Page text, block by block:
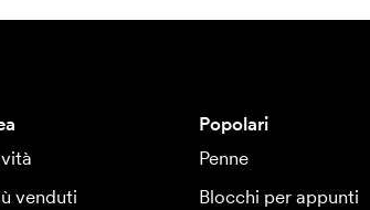
venduti
Popolari
Penne
Blocchi per appunti